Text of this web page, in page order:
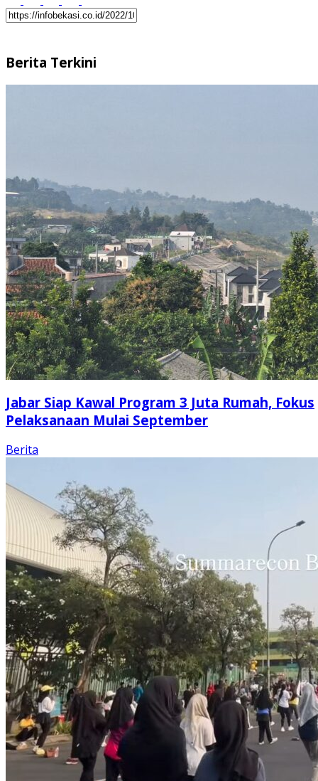
Berita Terkini
Jabar Siap Kawal Program 3 Juta Rumah, Fokus
Pelaksanaan Mulai September
Berita